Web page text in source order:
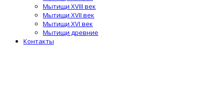
Мытищи XVIII век
Мытищи XVII век
Мытищи XVI век
Мытищи древние
Контакты